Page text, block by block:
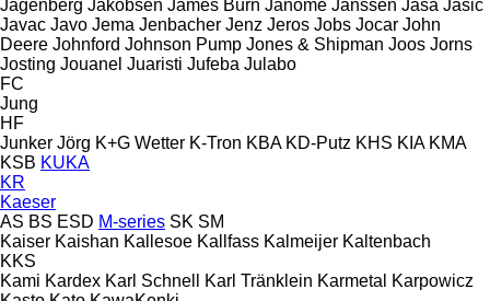
Jagenberg Jakobsen James Burn Janome Janssen Jasa Jasic
Javac Javo Jema Jenbacher Jenz Jeros Jobs Jocar John
Deere Johnford Johnson Pump Jones & Shipman Joos Jorns
Josting Jouanel Juaristi Jufeba Julabo
FC
Jung
HF
Junker Jörg K+G Wetter K-Tron KBA KD-Putz KHS KIA KMA
KSB KUKA
KR
Kaeser
AS BS ESD M-series SK SM
Kaiser Kaishan Kallesoe Kallfass Kalmeijer Kaltenbach
KKS
Kami Kardex Karl Schnell Karl Tränklein Karmetal
Karpowicz